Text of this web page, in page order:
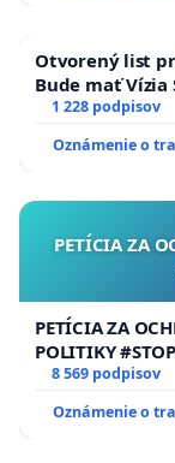
Otvorený list
Bude mať
1 228 podpisov
Oznámenie o
PETÍCIA ZA
PETÍCIA ZA
POLITIKY
8 569 podpisov
Oznámenie o